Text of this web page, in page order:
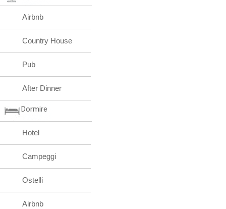
Airbnb
Country House
Pub
After Dinner
Dormire
Hotel
Campeggi
Ostelli
Airbnb